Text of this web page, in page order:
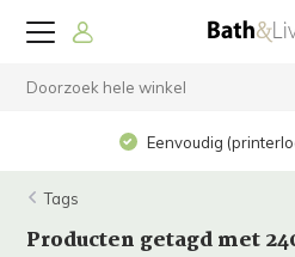
Eenvoudig
Tags
Producten getagd met